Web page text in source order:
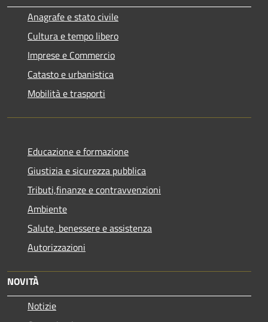
Anagrafe e stato civile
Cultura e tempo libero
Imprese e Commercio
Catasto e urbanistica
Mobilità e trasporti
Educazione e formazione
Giustizia e sicurezza pubblica
Tributi,finanze e contravvenzioni
Ambiente
Salute, benessere e assistenza
Autorizzazioni
NOVITÀ
Notizie